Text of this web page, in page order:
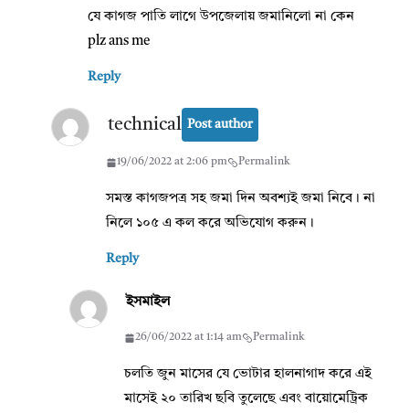
যে কাগজ পাতি লাগে উপজেলায় জমানিলো না কেন
plz ans me
Reply
technical Post author
19/06/2022 at 2:06 pm Permalink
সমস্ত কাগজপত্র সহ জমা দিন অবশ্যই জমা নিবে। না
নিলে ১০৫ এ কল করে অভিযোগ করুন।
Reply
ইসমাইল
26/06/2022 at 1:14 am Permalink
চলতি জুন মাসের যে ভোটার হালনাগাদ করে এই
মাসেই ২০ তারিখ ছবি তুলেছে এবং বায়োমেট্রিক